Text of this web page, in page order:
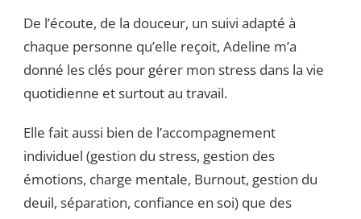
De l’écoute, de la douceur, un suivi adapté à
chaque personne qu’elle reçoit, Adeline m’a
donné les clés pour gérer mon stress dans la vie
quotidienne et surtout au travail.
Elle fait aussi bien de l’accompagnement
individuel (gestion du stress, gestion des
émotions, charge mentale, Burnout, gestion du
deuil, séparation, confiance en soi) que des